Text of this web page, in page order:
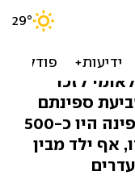
לזכר
ספינתם
מול חופי האי למפדוזה. על הספינה היו כ-500
נשים מתוך 100 שרדו, אף ילד מבין